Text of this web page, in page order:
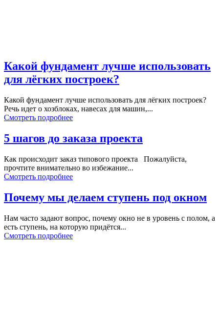
Какой фундамент лучше использовать
для лёгких построек?
Какой фундамент лучше использовать для лёгких построек?
Речь идет о хозблоках, навесах для машин,...
Смотреть подробнее
5 шагов до заказа проекта
Как происходит заказ типового проекта Пожалуйста,
прочтите внимательно во избежание...
Смотреть подробнее
Почему мы делаем ступень под окном
Нам часто задают вопрос, почему окно не в уровень с полом, а
есть ступень, на которую придётся...
Смотреть подробнее